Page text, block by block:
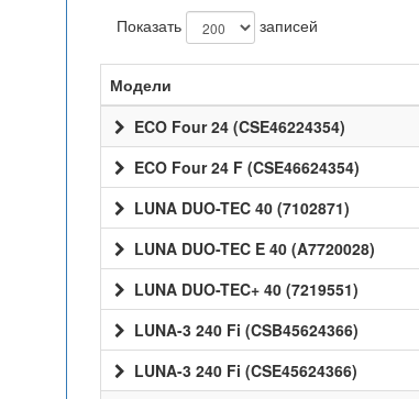
Показать записей
Модели
ECO Four 24 (CSE46224354)
ECO Four 24 F (CSE46624354)
LUNA DUO-TEC 40 (7102871)
LUNA DUO-TEC E 40 (A7720028)
LUNA DUO-TEC+ 40 (7219551)
LUNA-3 240 Fi (CSB45624366)
LUNA-3 240 Fi (CSE45624366)